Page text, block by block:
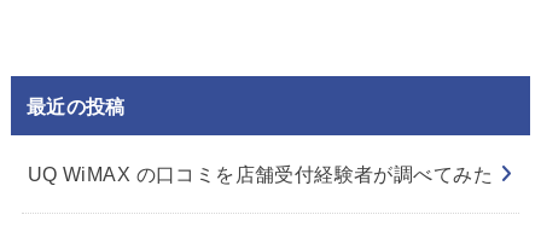
最近の投稿
UQ WiMAX の口コミを店舗受付経験者が調べてみた